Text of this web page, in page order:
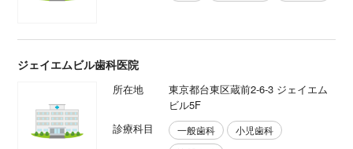
ジェイエムビル歯科医院
所在地
東京都台東区蔵前2-6-3 ジェイエム
ビル5F
診療科目
一般歯科
小児歯科